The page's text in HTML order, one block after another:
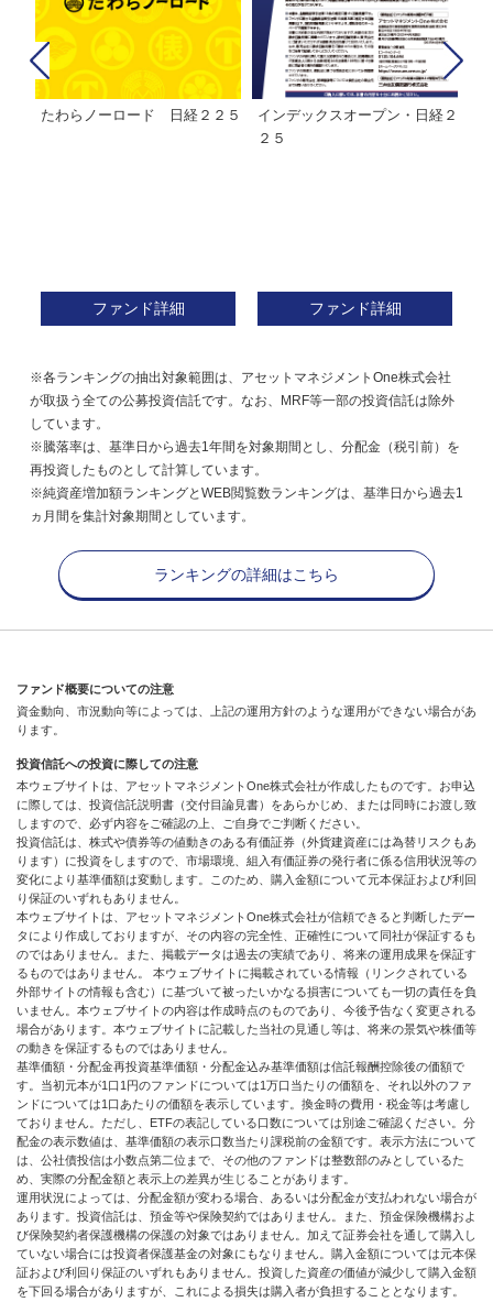
たわらノーロード 日経２２５
ファンド詳細
インデックスオープン・日経２
２５
ファンド詳細
※各ランキングの抽出対象範囲は、アセットマネジメントOne株式会社
が取扱う全ての公募投資信託です。なお、MRF等一部の投資信託は除外
しています。
※騰落率は、基準日から過去1年間を対象期間とし、分配金（税引前）を
再投資したものとして計算しています。
※純資産増加額ランキングとWEB閲覧数ランキングは、基準日から過去1
ヵ月間を集計対象期間としています。
ランキングの詳細はこちら
ファンド概要についての注意
資金動向、市況動向等によっては、上記の運用方針のような運用ができない場合があ
ります。
投資信託への投資に際しての注意
本ウェブサイトは、アセットマネジメントOne株式会社が作成したものです。お申込
に際しては、投資信託説明書（交付目論見書）をあらかじめ、または同時にお渡し致
しますので、必ず内容をご確認の上、ご自身でご判断ください。
投資信託は、株式や債券等の値動きのある有価証券（外貨建資産には為替リスクもあ
ります）に投資をしますので、市場環境、組入有価証券の発行者に係る信用状況等の
変化により基準価額は変動します。このため、購入金額について元本保証および利回
り保証のいずれもありません。
本ウェブサイトは、アセットマネジメントOne株式会社が信頼できると判断したデー
タにより作成しておりますが、その内容の完全性、正確性について同社が保証するも
のではありません。また、掲載データは過去の実績であり、将来の運用成果を保証す
るものではありません。 本ウェブサイトに掲載されている情報（リンクされている
外部サイトの情報も含む）に基づいて被ったいかなる損害についても一切の責任を負
いません。本ウェブサイトの内容は作成時点のものであり、今後予告なく変更される
場合があります。本ウェブサイトに記載した当社の見通し等は、将来の景気や株価等
の動きを保証するものではありません。
基準価額・分配金再投資基準価額・分配金込み基準価額は信託報酬控除後の価額で
す。当初元本が1口1円のファンドについては1万口当たりの価額を、それ以外のファ
ンドについては1口あたりの価額を表示しています。換金時の費用・税金等は考慮し
ておりません。ただし、ETFの表記している口数については別途ご確認ください。分
配金の表示数値は、基準価額の表示口数当たり課税前の金額です。表示方法について
は、公社債投信は小数点第二位まで、その他のファンドは整数部のみとしているた
め、実際の分配金額と表示上の差異が生じることがあります。
運用状況によっては、分配金額が変わる場合、あるいは分配金が支払われない場合が
あります。投資信託は、預金等や保険契約ではありません。また、預金保険機構およ
び保険契約者保護機構の保護の対象ではありません。加えて証券会社を通して購入し
ていない場合には投資者保護基金の対象にもなりません。購入金額については元本保
証および利回り保証のいずれもありません。投資した資産の価値が減少して購入金額
を下回る場合がありますが、これによる損失は購入者が負担することとなります。